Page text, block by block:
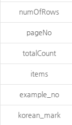
numOfRows
pageNo
totalCount
items
example_no
korean_mark